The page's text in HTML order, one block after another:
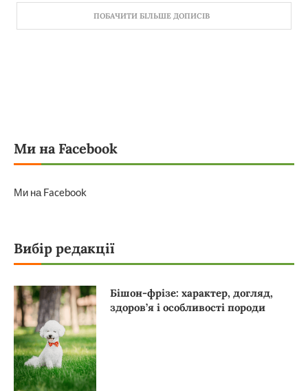
ПОБАЧИТИ БІЛЬШЕ ДОПИСІВ
Ми на Facebook
Ми на Facebook
Вибір редакції
Бішон-фрізе: характер, догляд,
здоров’я і особливості породи